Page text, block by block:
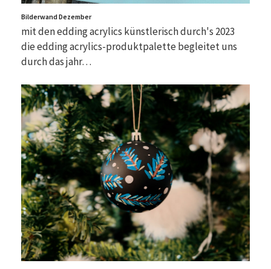
Bilderwand Dezember
mit den edding acrylics künstlerisch durch's 2023
die edding acrylics-produktpalette begleitet uns
durch das jahr…